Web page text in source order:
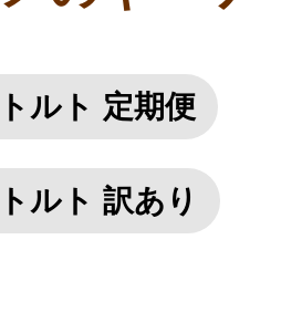
ルト 定期便
ルト 訳あり